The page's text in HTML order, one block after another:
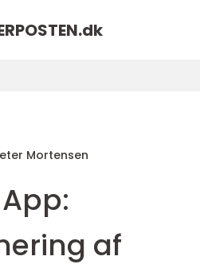
dk
Mortensen
af